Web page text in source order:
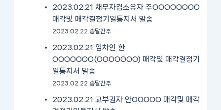
2023.02.21 채무자겸소유자 주OOOOOOOO
매각및 매각결정기일통지서 발송
2023.02.22 송달간주
2023.02.21 임차인 한
OOOOOOO(OOOOOOO) 매각및 매각결정기
일통지서 발송
2023.02.22 송달간주
2023.02.21 교부권자 안OOOOO 매각및 매각